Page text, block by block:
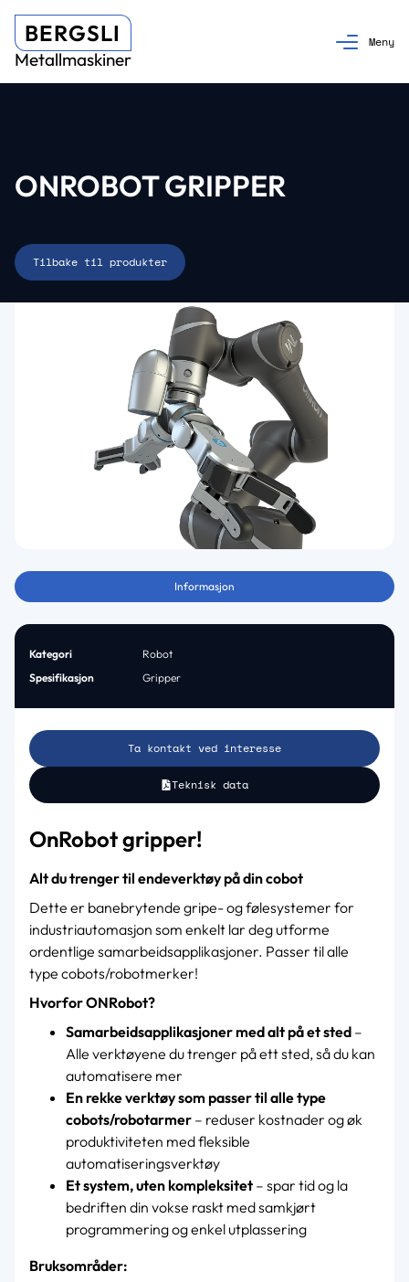
BERGSLI
Metallmaskiner
ONROBOT GRIPPER
Tilbake til produkter
Informasjon
Kategori
Robot
Spesifikasjon
Gripper
Ta kontakt ved interesse
Teknisk data
OnRobot gripper!
Alt du trenger til endeverktøy på din cobot
Dette er banebrytende gripe- og følesystemer for
industriautomasjon som enkelt lar deg utforme
ordentlige samarbeidsapplikasjoner. Passer til alle
type cobots/robotmerker!
Hvorfor ONRobot?
Samarbeidsapplikasjoner med alt på et sted –
Alle verktøyene du trenger på ett sted, så du kan
automatisere mer
En rekke verktøy som passer til alle type
cobots/robotarmer – reduser kostnader og øk
produktiviteten med fleksible
automatiseringsverktøy
Et system, uten kompleksitet – spar tid og la
bedriften din vokse raskt med samkjørt
programmering og enkel utplassering
Bruksområder: